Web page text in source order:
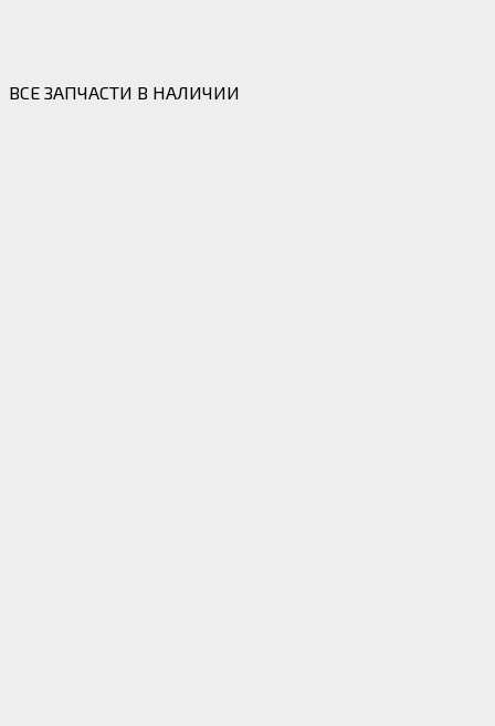
ВСЕ ЗАПЧАСТИ В НАЛИЧИИ